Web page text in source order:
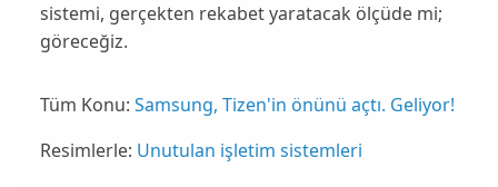
sistemi, gerçekten rekabet yaratacak ölçüde mi;
göreceğiz.
Tüm Konu: Samsung, Tizen'in önünü açtı. Geliyor!
Resimlerle: Unutulan işletim sistemleri